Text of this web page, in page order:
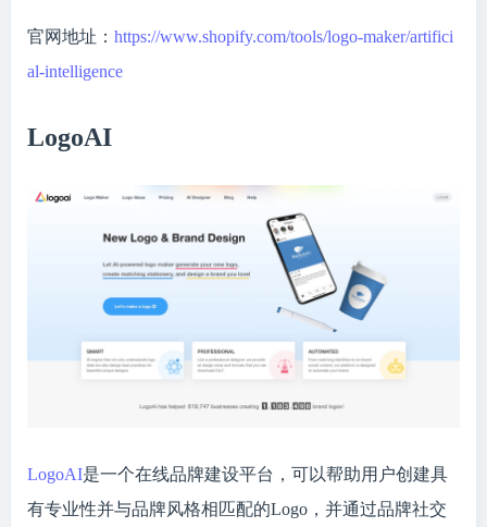
官网地址： https://www.shopify.com/tools/logo-maker/artifici
al-intelligence
LogoAI
LogoAI是一个在线品牌建设平台，可以帮助用户创建具
有专业性并与品牌风格相匹配的Logo，并通过品牌社交